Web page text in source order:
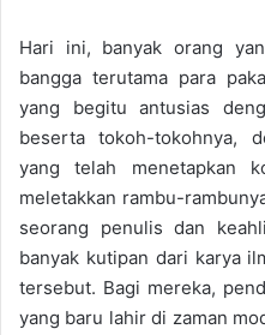
Hari ini, banyak orang
bangga terutama para
yang begitu antusias
beserta tokoh-tokohnya,
yang telah menetapkan
meletakkan rambu-
seorang penulis dan
banyak kutipan dari karya
tersebut. Bagi mereka,
yang baru lahir di zaman